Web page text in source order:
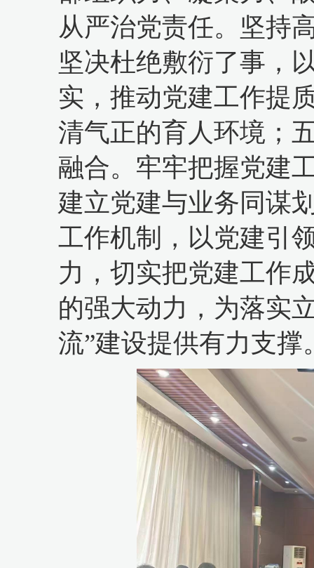
从严治党责任。坚持
坚决杜绝敷衍了事，
实，推动党建工作提
清气正的育人环境；
融合。牢牢把握党建
建立党建与业务同谋
工作机制，以党建引
力，切实把党建工作
的强大动力，为落实
流”建设提供有力支